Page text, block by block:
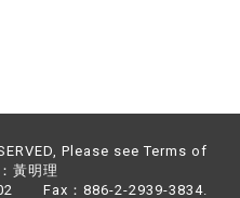
Please see Terms of
黃明理
Fax：886-2-2939-3834.